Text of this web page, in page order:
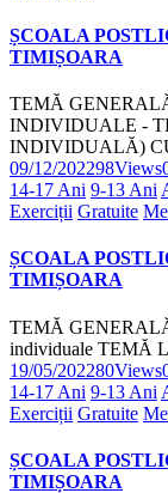
ȘCOALA
TIMIȘOARA
TEMĂ
INDIVIDUALE -
INDIVIDUALĂ)
09/12/202298Views
14-17 Ani 9-13 Ani
Exerciții Gratuite
ȘCOALA
TIMIȘOARA
TEMĂ
individuale TEMĂ
19/05/202280Views
14-17 Ani 9-13 Ani
Exerciții Gratuite
ȘCOALA
TIMIȘOARA